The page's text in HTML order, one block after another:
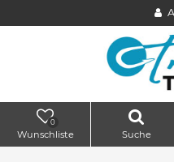
0
Wunschliste Suche